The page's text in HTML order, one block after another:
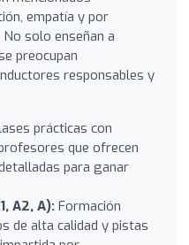
empatía y por
solo enseñan a
preocupan
responsables y
prácticas con
que ofrecen
para ganar
A2, A): Formación
de alta calidad y pistas